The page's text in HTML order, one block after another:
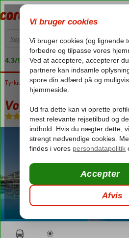
4,3/5 på Trustpilot
Forside
Tyrkiet Tyrkiets sydkyst Belek Voyage Belek
Voyage Belek
Ultra All Inclusive- Hotel